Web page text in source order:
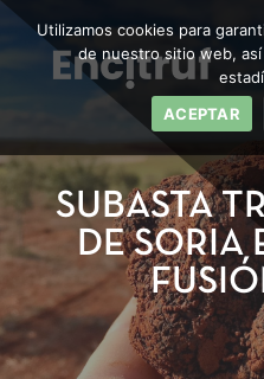
SUBASTA
DE SORIA
Utilizamos cookies para
de nuestro sitio web,
ACEPTAR